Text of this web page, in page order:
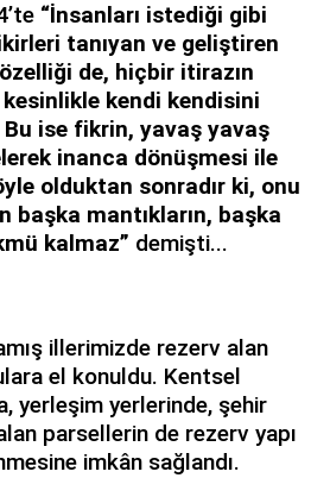
“İnsanları istediği gibi
tanıyan ve geliştiren
de, hiçbir itirazın
kendi kendisini
ise fikrin, yavaş yavaş
inanca dönüşmesi ile
olduktan sonradır ki, onu
başka mantıkların, başka
kalmaz” demişti...
illerimizde rezerv alan
el konuldu. Kentsel
yerleşim yerlerinde, şehir
parsellerin de rezerv yapı
imkân sağlandı.